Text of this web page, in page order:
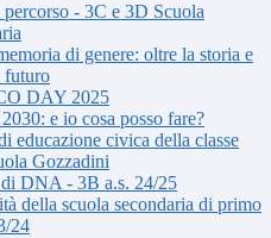
- 3C e 3D Scuola
di genere: oltre la storia e
futuro
DAY 2025
e io cosa posso fare?
educazione civica della classe
Gozzadini
DNA - 3B a.s. 24/25
della scuola secondaria di primo
24